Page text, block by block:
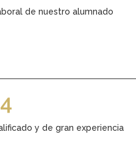
de nuestro alumnado
y de gran experiencia